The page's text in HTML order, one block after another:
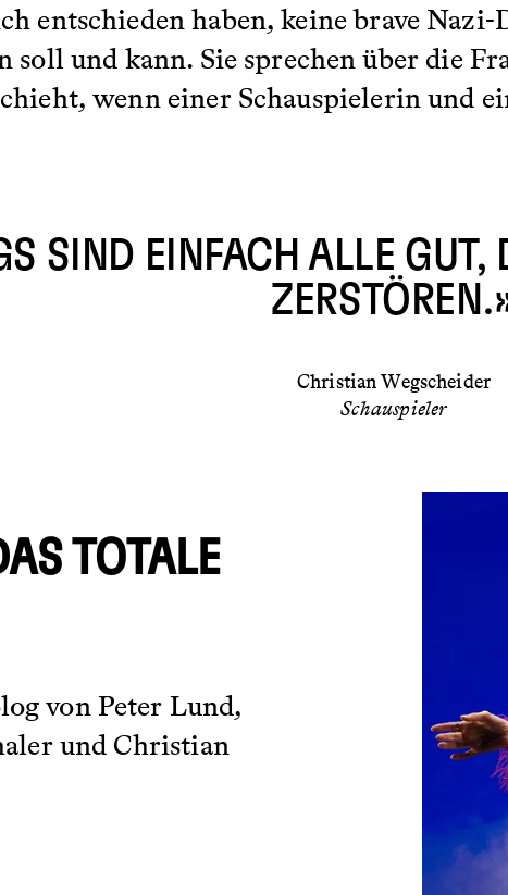
entschieden haben, keine brave
soll und kann. Sie sprechen über die
wenn einer Schauspielerin und
SIND EINFACH ALLE
Christian Wegscheider
Schauspieler
TOTALE
von Peter Lund,
und Christian